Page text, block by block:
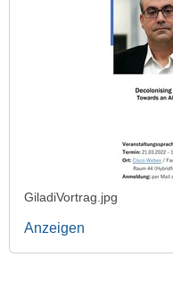
GiladiVortrag.jpg
Anzeigen